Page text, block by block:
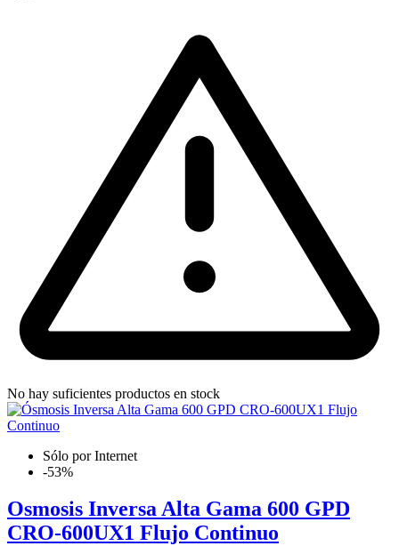
No hay suficientes productos en stock
Sólo por Internet
-53%
Osmosis Inversa Alta Gama 600 GPD
CRO-600UX1 Flujo Continuo